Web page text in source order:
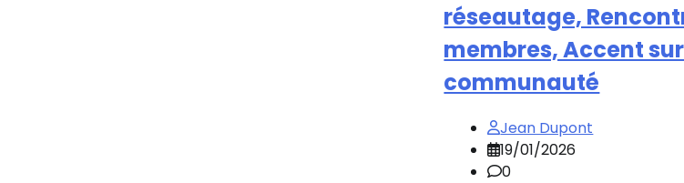
réseautage,
membres, Accent
communauté
Jean Dupont
19/01/2026
0